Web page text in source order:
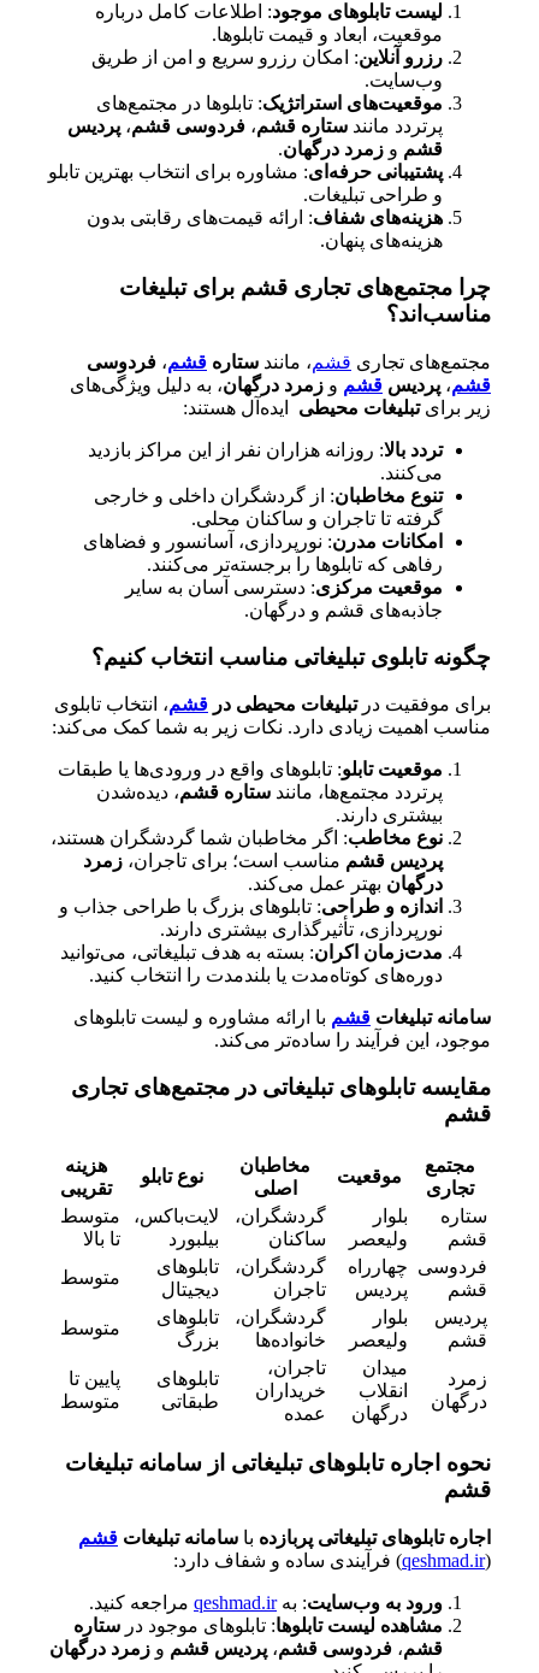
لیست تابلوهای موجود: اطلاعات کامل درباره
موقعیت، ابعاد و قیمت تابلوها.
رزرو آنلاین: امکان رزرو سریع و امن از طریق
وب‌سایت.
موقعیت‌های استراتژیک: تابلوها در مجتمع‌های
پرتردد مانند ستاره قشم، فردوسی قشم، پردیس
قشم و زمرد درگهان.
پشتیبانی حرفه‌ای: مشاوره برای انتخاب بهترین تابلو
و طراحی تبلیغات.
هزینه‌های شفاف: ارائه قیمت‌های رقابتی بدون
هزینه‌های پنهان.
چرا مجتمع‌های تجاری قشم برای تبلیغات
مناسب‌اند؟
مجتمع‌های تجاری قشم، مانند ستاره قشم، فردوسی
قشم، پردیس قشم و زمرد درگهان، به دلیل ویژگی‌های
زیر برایتبلیغات محیطی ایده‌آل هستند:
تردد بالا: روزانه هزاران نفر از این مراکز بازدید
می‌کنند.
تنوع مخاطبان: از گردشگران داخلی و خارجی
گرفته تا تاجران و ساکنان محلی.
امکانات مدرن: نورپردازی، آسانسور و فضاهای
رفاهی که تابلوها را برجسته‌تر می‌کنند.
موقعیت مرکزی: دسترسی آسان به سایر
جاذبه‌های قشم و درگهان.
چگونه تابلوی تبلیغاتی مناسب انتخاب کنیم؟
برای موفقیت درتبلیغات محیطی در قشم، انتخاب تابلوی
مناسب اهمیت زیادی دارد. نکات زیر به شما کمک می‌کند:
موقعیت تابلو: تابلوهای واقع در ورودی‌ها یا طبقات
پرتردد مجتمع‌ها، مانند ستاره قشم، دیده‌شدن
بیشتری دارند.
نوع مخاطب: اگر مخاطبان شما گردشگران هستند،
پردیس قشم مناسب است؛ برای تاجران، زمرد
درگهان بهتر عمل می‌کند.
اندازه و طراحی: تابلوهای بزرگ با طراحی جذاب و
نورپردازی، تأثیرگذاری بیشتری دارند.
مدت‌زمان اکران: بسته به هدف تبلیغاتی، می‌توانید
دوره‌های کوتاه‌مدت یا بلندمدت را انتخاب کنید.
سامانه تبلیغات قشم با ارائه مشاوره و لیست تابلوهای
موجود، این فرآیند را ساده‌تر می‌کند.
مقایسه تابلوهای تبلیغاتی در مجتمع‌های تجاری
قشم
مجتمع
تجاری
موقعیت
مخاطبان
اصلی
نوع تابلو
هزینه
تقریبی
ستاره
قشم
بلوار
ولیعصر
گردشگران،
ساکنان
لایت‌باکس،
بیلبورد
متوسط
تا بالا
فردوسی
قشم
چهارراه
پردیس
گردشگران،
تاجران
تابلوهای
دیجیتال
متوسط
پردیس
قشم
بلوار
ولیعصر
گردشگران،
خانواده‌ها
تابلوهای
بزرگ
متوسط
زمرد
درگهان
میدان
انقلاب
درگهان
تاجران،
خریداران
عمده
تابلوهای
طبقاتی
پایین تا
متوسط
نحوه اجاره تابلوهای تبلیغاتی از سامانه تبلیغات
قشم
اجاره تابلوهای تبلیغاتی پربازده با سامانه تبلیغات قشم
(
qeshmad.ir) فرآیندی ساده و شفاف دارد:
ورود به وب‌سایت: بهqeshmad.ir مراجعه کنید.
مشاهده لیست تابلوها: تابلوهای موجود در ستاره
قشم، فردوسی قشم، پردیس قشم و زمرد درگهان